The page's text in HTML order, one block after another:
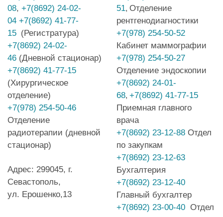
08, +7(8692) 24-02-
04 +7(8692) 41-77-
15 (Регистратура)
+7(8692) 24-02-
46 (Дневной стационар)
+7(8692) 41-77-15
(Хирургическое
отделение)
+7(978) 254-50-46
Отделение
радиотерапии (дневной
стационар)
Адрес: 299045, г.
Севастополь,
ул. Ерошенко,13
51, Отделение
рентгенодиагностики
+7(978) 254-50-52
Кабинет маммографии
+7(978) 254-50-27
Отделение эндоскопии
+7(8692) 24-01-
68, +7(8692) 41-77-15
Приемная главного
врача
+7(8692) 23-12-88 Отдел
по закупкам
+7(8692) 23-12-63
Бухгалтерия
+7(8692) 23-12-40
Главный бухгалтер
+7(8692) 23-00-40 Отдел